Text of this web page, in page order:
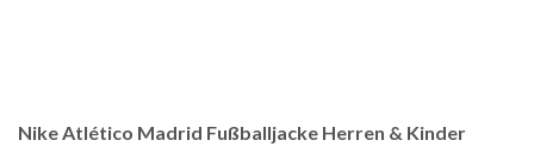
Nike Atlético Madrid Fußballjacke Herren & Kinder